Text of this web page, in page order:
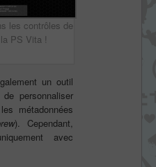
les contrôles de
la PS Vita !
un outil
personnaliser
métadonnées
). Cependant,
avec